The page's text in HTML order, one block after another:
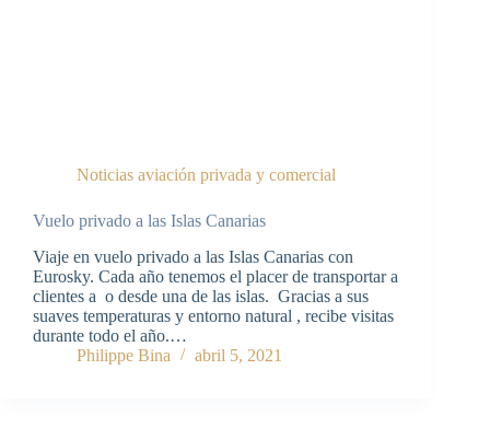
Noticias aviación privada y comercial
Vuelo privado a las Islas Canarias
Viaje en vuelo privado a las Islas Canarias con
Eurosky. Cada año tenemos el placer de transportar a
clientes a o desde una de las islas. Gracias a sus
suaves temperaturas y entorno natural , recibe visitas
durante todo el año.…
Philippe Bina
abril 5, 2021